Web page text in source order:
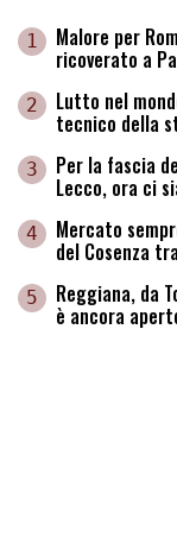
1 Malore per
ricoverato a
2 Lutto nel
tecnico della
3 Per la fascia
Lecco, ora ci
4 Mercato
del Cosenza
5 Reggiana, da
è ancora